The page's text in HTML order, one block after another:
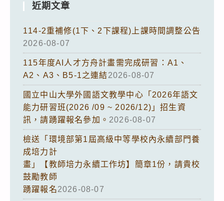
近期文章
114-2重補修(1下、2下課程)上課時間調整公告
2026-08-07
115年度AI人才方舟計畫需完成研習：A1、
A2、A3、B5-1之連結2026-08-07
國立中山大學外國語文教學中心「2026年語文
能力研習班(2026 /09 ~ 2026/12)」招生資
訊，請踴躍報名參加。 2026-08-07
檢送「環境部第1屆高級中等學校內永續部門養
成培力計
畫」【教師培力永續工作坊】簡章1份，請貴校
鼓勵教師
踴躍報名2026-08-07